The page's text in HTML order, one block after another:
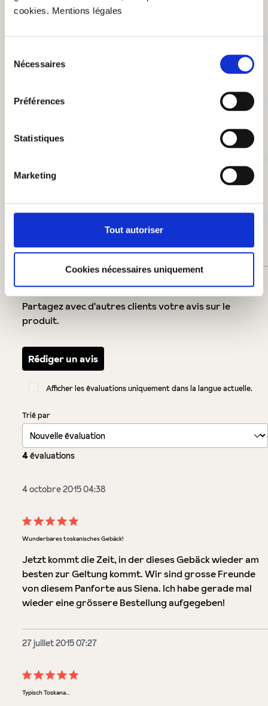
cookies. Mentions légales
Nécessaires
Préférences
Statistiques
Marketing
Tout autoriser
Cookies nécessaires uniquement
Acceptable (0)
0%
Insatisfaisant (0)
Laissez une évaluation !
Partagez avec d'autres clients votre avis sur le
produit.
Rédiger un avis
Afficher les évaluations uniquement dans la langue actuelle.
Trié par
4évaluations
4 octobre 2015 04:38
Évaluation avec une note de 5 sur 5 étoiles
Wunderbares toskanisches Gebäck!
Jetzt kommt die Zeit, in der dieses Gebäck wieder am
besten zur Geltung kommt. Wir sind grosse Freunde
von diesem Panforte aus Siena. Ich habe gerade mal
wieder eine grössere Bestellung aufgegeben!
27 juillet 2015 07:27
Évaluation avec une note de 5 sur 5 étoiles
Typisch Toskana...